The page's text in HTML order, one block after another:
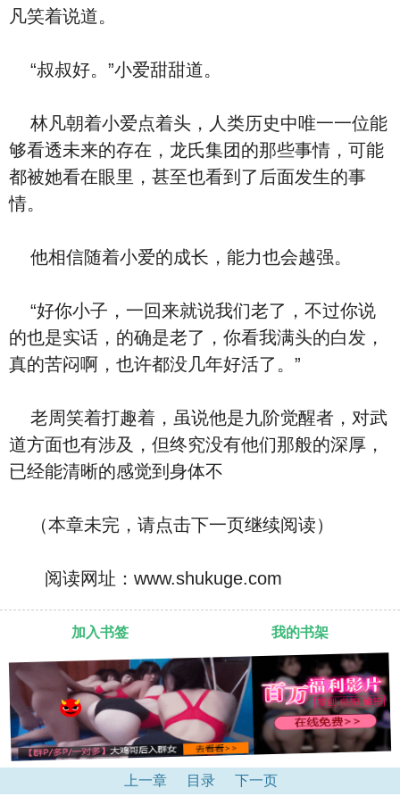
凡笑着说道。
“叔叔好。”小爱甜甜道。
林凡朝着小爱点着头，人类历史中唯一一位能
够看透未来的存在，龙氏集团的那些事情，可能
都被她看在眼里，甚至也看到了后面发生的事
情。
他相信随着小爱的成长，能力也会越强。
“好你小子，一回来就说我们老了，不过你说
的也是实话，的确是老了，你看我满头的白发，
真的苦闷啊，也许都没几年好活了。”
老周笑着打趣着，虽说他是九阶觉醒者，对武
道方面也有涉及，但终究没有他们那般的深厚，
已经能清晰的感觉到身体不
（本章未完，请点击下一页继续阅读）
阅读网址：www.shukuge.com
加入书签 我的书架
上一章 目录 下一页